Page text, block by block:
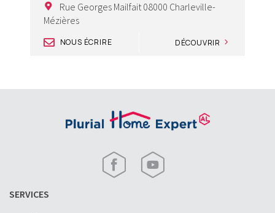
Rue Georges Mailfait 08000 Charleville-
Mézières
NOUS ÉCRIRE DÉCOUVRIR
SERVICES